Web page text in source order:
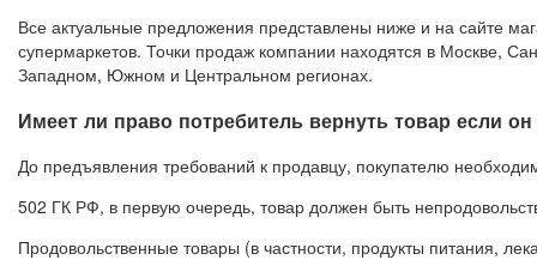
Все актуальные предложения представлены ниже и на сайте
супермаркетов. Точки продаж компании находятся в Москве,
Западном, Южном и Центральном регионах.
Имеет ли право потребитель вернуть товар если
До предъявления требований к продавцу, покупателю
502 ГК РФ, в первую очередь, товар должен быть
Продовольственные товары (в частности, продукты питания,